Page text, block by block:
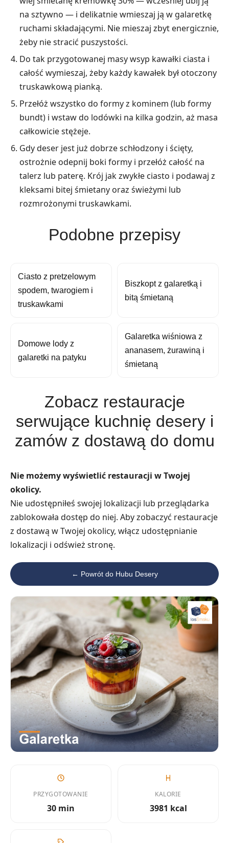
na sztywno — i delikatnie wmieszaj ją w galaretkę
ruchami składającymi. Nie mieszaj zbyt energicznie,
żeby nie stracić puszystości.
Do tak przygotowanej masy wsyp kawałki ciasta i
całość wymieszaj, żeby każdy kawałek był otoczony
truskawkową pianką.
Przełóż wszystko do formy z kominem (lub formy
bundt) i wstaw do lodówki na kilka godzin, aż masa
całkowicie stężeje.
Gdy deser jest już dobrze schłodzony i ścięty,
ostrożnie odepnij boki formy i przełóż całość na
talerz lub paterę. Krój jak zwykłe ciasto i podawaj z
kleksami bitej śmietany oraz świeżymi lub
rozmrożonymi truskawkami.
Podobne przepisy
Ciasto z pretzelowym
spodem, twarogiem i
truskawkami
Biszkopt z galaretką i
bitą śmietaną
Domowe lody z
galaretki na patyku
Galaretka wiśniowa z
ananasem, żurawiną i
śmietaną
Zobacz restauracje
serwujące kuchnię desery i
zamów z dostawą do domu
Nie możemy wyświetlić restauracji w Twojej
okolicy.
Nie udostępniłeś swojej lokalizacji lub przeglądarka
zablokowała dostęp do niej. Aby zobaczyć restauracje
z dostawą w Twojej okolicy, włącz udostępnianie
lokalizacji i odśwież stronę.
← Powrót do Hubu Desery
PRZYGOTOWANIE
30 min
KALORIE
3981 kcal